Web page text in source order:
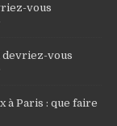
vous
devriez-vous
à Paris : que faire